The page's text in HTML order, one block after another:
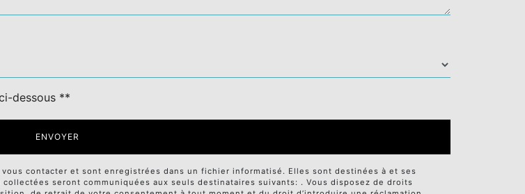
dessous **
ENVOYER
contacter et sont enregistrées dans un fichier informatisé. Elles sont destinées à et ses
seront communiquées aux seuls destinataires suivants: . Vous disposez de droits